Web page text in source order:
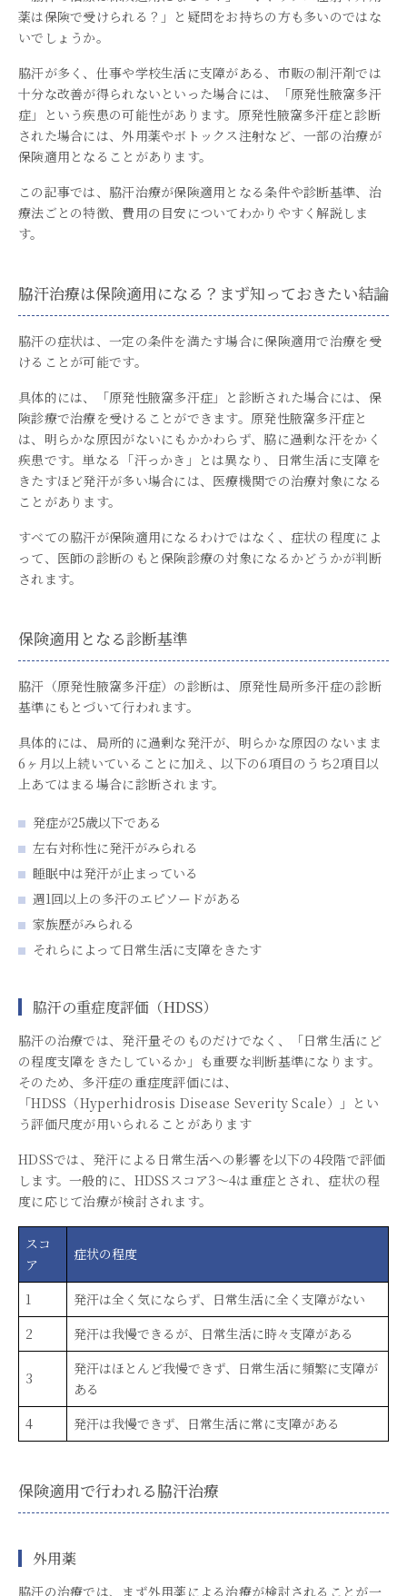
薬は保険で受けられる？」と疑問をお持ちの方も多いのではな
いでしょうか。
脇汗が多く、仕事や学校生活に支障がある、市販の制汗剤では
十分な改善が得られないといった場合には、「原発性腋窩多汗
症」という疾患の可能性があります。原発性腋窩多汗症と診断
された場合には、外用薬やボトックス注射など、一部の治療が
保険適用となることがあります。
この記事では、脇汗治療が保険適用となる条件や診断基準、治
療法ごとの特徴、費用の目安についてわかりやすく解説しま
す。
脇汗治療は保険適用になる？まず知っておきたい結論
脇汗の症状は、一定の条件を満たす場合に保険適用で治療を受
けることが可能です。
具体的には、「原発性腋窩多汗症」と診断された場合には、保
険診療で治療を受けることができます。原発性腋窩多汗症と
は、明らかな原因がないにもかかわらず、脇に過剰な汗をかく
疾患です。単なる「汗っかき」とは異なり、日常生活に支障を
きたすほど発汗が多い場合には、医療機関での治療対象になる
ことがあります。
すべての脇汗が保険適用になるわけではなく、症状の程度によ
って、医師の診断のもと保険診療の対象になるかどうかが判断
されます。
保険適用となる診断基準
脇汗（原発性腋窩多汗症）の診断は、原発性局所多汗症の診断
基準にもとづいて行われます。
具体的には、局所的に過剰な発汗が、明らかな原因のないまま
6ヶ月以上続いていることに加え、以下の6項目のうち2項目以
上あてはまる場合に診断されます。
発症が25歳以下である
左右対称性に発汗がみられる
睡眠中は発汗が止まっている
週1回以上の多汗のエピソードがある
家族歴がみられる
それらによって日常生活に支障をきたす
脇汗の重症度評価（HDSS）
脇汗の治療では、発汗量そのものだけでなく、「日常生活にど
の程度支障をきたしているか」も重要な判断基準になります。
そのため、多汗症の重症度評価には、
「HDSS（Hyperhidrosis Disease Severity Scale）」とい
う評価尺度が用いられることがあります
HDSSでは、発汗による日常生活への影響を以下の4段階で評価
します。一般的に、HDSSスコア3〜4は重症とされ、症状の程
度に応じて治療が検討されます。
スコ
ア
症状の程度
1
発汗は全く気にならず、日常生活に全く支障がない
2
発汗は我慢できるが、日常生活に時々支障がある
3
発汗はほとんど我慢できず、日常生活に頻繁に支障が
ある
4
発汗は我慢できず、日常生活に常に支障がある
保険適用で行われる脇汗治療
外用薬
脇汗の治療では、まず外用薬による治療が検討されることが一